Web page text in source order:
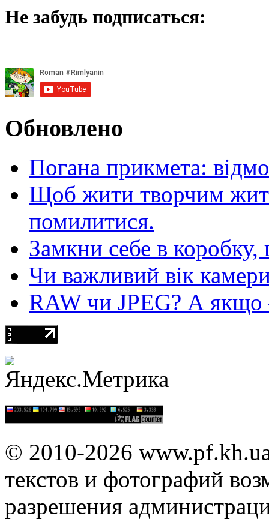
Не забудь подписаться:
Обновлено
Погана прикмета:
Щоб жити творчим
помилитися.
Замкни себе в
Чи важливий вік
RAW чи JPEG? А якщо
© 2010-2026
текстов и фотографий
разрешения